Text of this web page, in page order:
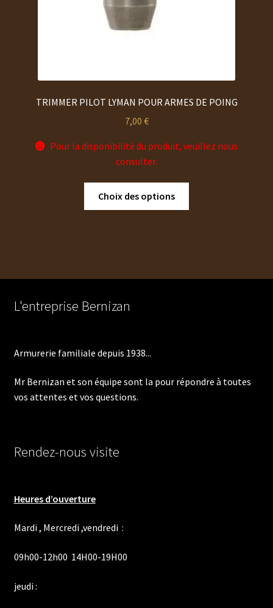
TRIMMER PILOT LYMAN POUR ARMES DE POING
7,00 €
Pour la disponibilité du produit, veuillez nous
consulter.
Choix des options
options
du
L'entreprise Bernizan
Armurerie familiale depuis 1938...
Mr Bernizan et son équipe sont la pour répondre à toutes
vos attentes et vos questions.
Rendez-nous visite
Heures d’ouverture
Mardi , Mercredi ,vendredi :
09h00-12h00 14H00-19H00
jeudi :